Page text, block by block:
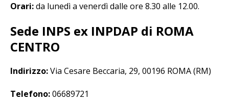
Orari:da lunedì a venerdì dalle ore 8.30 alle 12.00.
Sede INPS ex INPDAP di ROMA
CENTRO
Indirizzo:Via Cesare Beccaria, 29, 00196 ROMA (RM)
Telefono:06689721